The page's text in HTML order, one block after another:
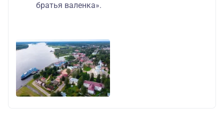
братья валенка».